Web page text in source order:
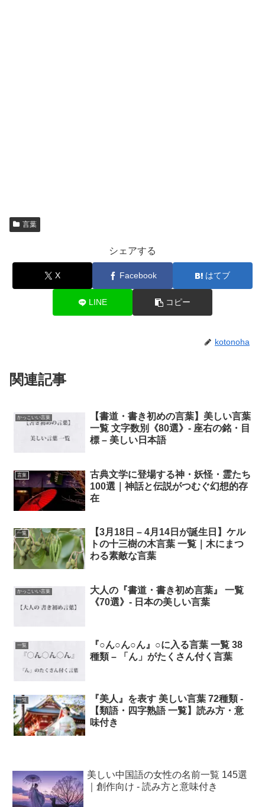
言葉
シェアする
X Facebook はてブ
LINE コピー
kotonoha
関連記事
かっこいい言葉
【書道・書き初めの言葉】美しい言葉
一覧 文字数別《80選》- 座右の銘・目
標 – 美しい日本語
言葉
古典文学に登場する神・妖怪・霊たち
100選｜神話と伝説がつむぐ幻想的存
在
一覧
【3月18日 – 4月14日が誕生日】ケル
トの十三樹の木言葉 一覧｜木にまつ
わる素敵な言葉
かっこいい言葉
大人の『書道・書き初め言葉』 一覧
《70選》- 日本の美しい言葉
一覧
『○ん○ん○ん』○に入る言葉 一覧 38
種類 – 「ん」がたくさん付く言葉
一覧
『美人』を表す 美しい言葉 72種類 -
【類語・四字熟語 一覧】読み方・意
味付き
美しい中国語の女性の名前一覧 145選
｜創作向け - 読み方と意味付き